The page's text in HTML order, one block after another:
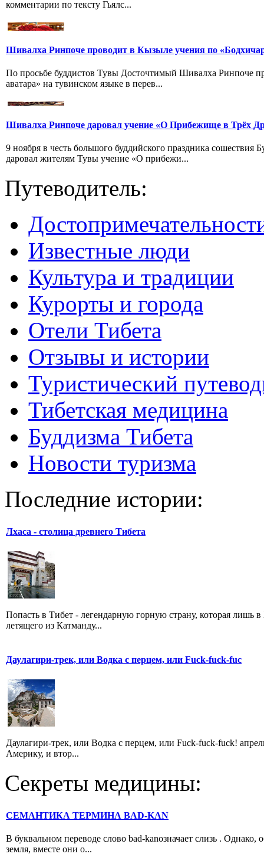
комментарии по тексту Гьялс...
Шивалха Ринпоче проводит в Кызыле учения по
По просьбе буддистов Тувы Досточтимый Шивалха Ринпоче
аватара» на тувинском языке в перев...
Шивалха Ринпоче даровал учение «О Прибежище в Трёх
9 ноября в честь большого буддийского праздника
даровал жителям Тувы учение «О прибежи...
Путеводитель:
Известные люди
Культура и традиции
Курорты и города
Отели Тибета
Отзывы и истории
Туристический
Тибетская медицина
Буддизма Тибета
Новости туризма
Последние истории:
Лхаса - столица древнего Тибета
Попасть в Тибет - легендарную горную страну, которая лишь
летящего из Катманду...
Даулагири-трек, или Водка с перцем, или Fuck-fuck-fuc
Даулагири-трек, или Водка с перцем, или Fuck-fuck-fuck!
Америку, и втор...
Секреты медицины:
СЕМАНТИКА ТЕРМИНА BAD-KAN
В буквальном переводе слово bad-kanозначает слизь .
земля, вместе они о...